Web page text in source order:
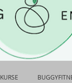
KURSE